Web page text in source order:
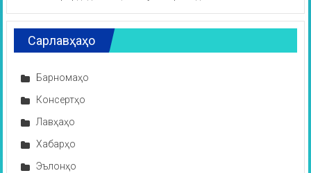
Сарлавҳаҳо
Барномаҳо
Консертҳо
Лавҳаҳо
Хабарҳо
Эълонҳо